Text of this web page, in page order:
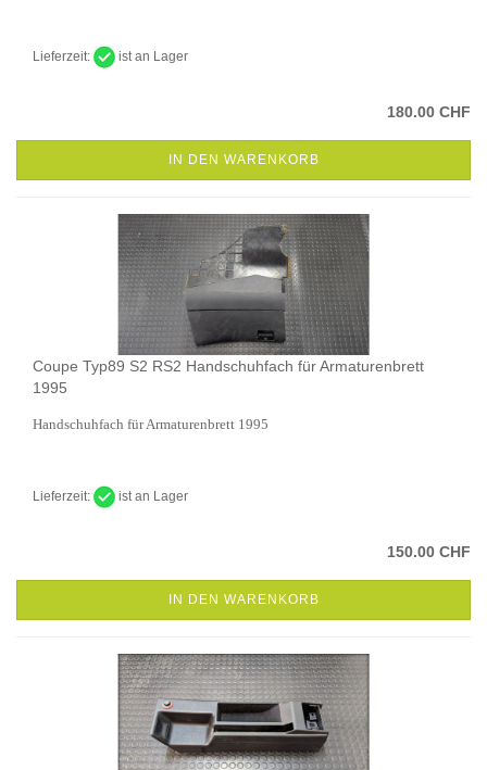
Lieferzeit: ist an Lager
180.00 CHF
IN DEN WARENKORB
Coupe Typ89 S2 RS2 Handschuhfach für Armaturenbrett
1995
Handschuhfach für Armaturenbrett 1995
Lieferzeit: ist an Lager
150.00 CHF
IN DEN WARENKORB